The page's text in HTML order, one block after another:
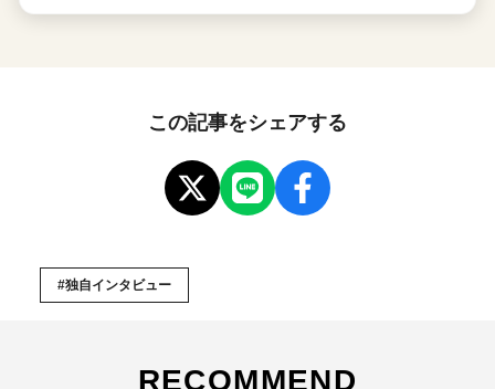
この記事をシェアする
#独自インタビュー
RECOMMEND